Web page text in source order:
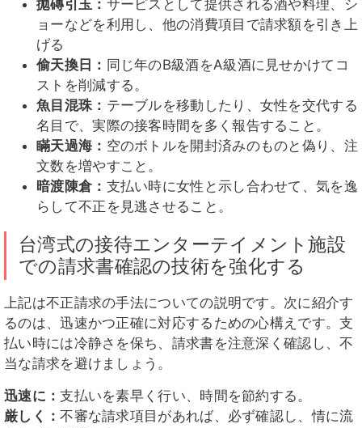
拋磚引玉： サービスとして提供される酒や料理、シ
ョーなどを利用し、他の消費項目で請求額を引き上
げる
偷天換日： 同じ年のB級酒をA級酒に見せかけてコ
ストを削減する。
魚目混珠： テーブルを移動したり、女性を交代する
名目で、実際の接客時間を多く報告すること。
瞞天過海： 空のボトルを開封済みのものと偽り、注
文数を増やすこと。
暗渡陳倉： 支払い時に女性と示し合わせて、気を逸
らして不正を見逃させること。
台湾式の接待エンターテイメント施設
での請求書確認の技術を強化する
上記は不正請求の手法についての説明です。次に紹介す
るのは、迅速かつ正確に対応するための心構えです。支
払い時には冷静さを保ち、請求書を注意深く確認し、不
当な請求を避けましょう。
迅速に：支払いを素早く行い、時間を節約する。
厳しく：不審な請求項目があれば、必ず確認し、情に流